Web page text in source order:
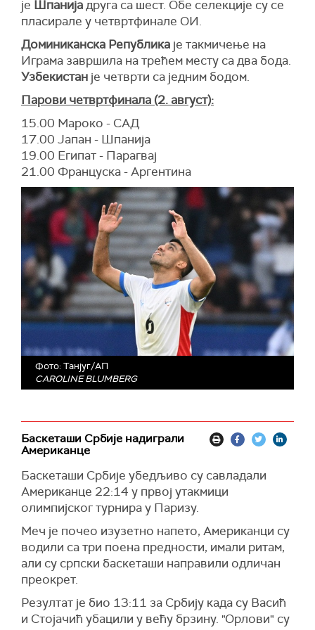
је Шпанијадруга са шест. Обе селекције су се
пласирале у четвртфинале ОИ.
Доминиканска Република је такмичење на
Играма завршила на трећем месту са два бода.
Узбекистан је четврти са једним бодом.
Парови четвртфинала (2. август):
15.00 Мароко - САД
17.00 Јапан - Шпанија
19.00 Египат - Парагвај
21.00 Француска - Аргентина
Фото: Танјуг/АП
CAROLINE BLUMBERG
Баскеташи Србије надиграли
Американце
Баскеташи Србије убедљиво су савладали
Американце 22:14 у првој утакмици
олимпијског турнира у Паризу.
Меч је почео изузетно напето, Американци су
водили са три поена предности, имали ритам,
али су српски баскеташи направили одличан
преокрет.
Резултат је био 13:11 за Србију када су Васић
и Стојачић убацили у већу брзину. "Орлови" су